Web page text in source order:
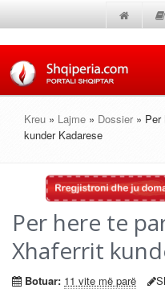
Kreu » Lajme » Dossier » Per
kunder Kadarese
Per here te
Xhaferrit
Botuar: 11 vite më parë